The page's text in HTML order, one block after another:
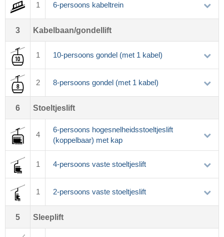
1 6-persoons kabeltrein
3 Kabelbaan/gondellift
1 10-persoons gondel (met 1 kabel)
2 8-persoons gondel (met 1 kabel)
6 Stoeltjeslift
4
6-persoons hogesnelheidsstoeltjeslift
(koppelbaar) met kap
1 4-persoons vaste stoeltjeslift
1 2-persoons vaste stoeltjeslift
5 Sleeplift